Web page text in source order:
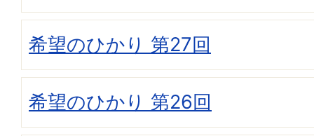
希望のひかり 第27回
希望のひかり 第26回